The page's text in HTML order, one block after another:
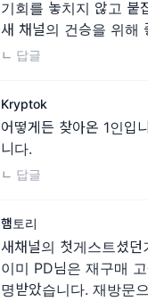
기회를 놓치지 않고 붙
새 채널의 건승을 위해
ㄴ 답글
Kryptok
어떻게든 찾아온 1인입
니다.
ㄴ 답글
햄토리
새채널의 첫게스트셨
이미 PD님은 재구매
명받았습니다. 재방문